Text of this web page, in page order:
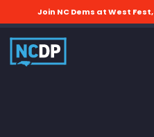
Join NC Dems at West